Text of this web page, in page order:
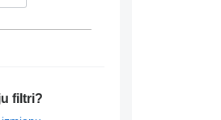
filtri?